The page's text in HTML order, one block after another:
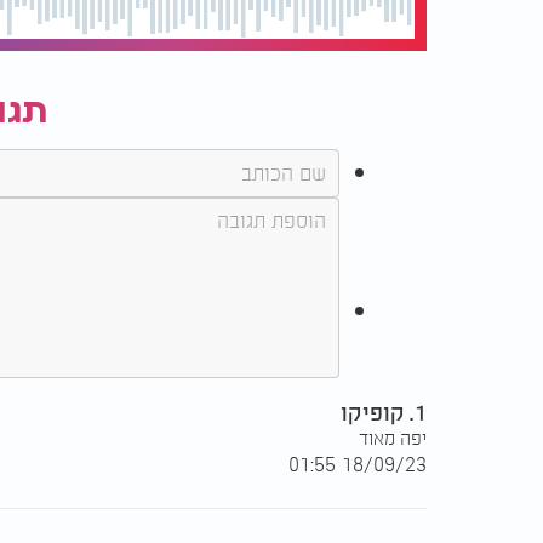
1. קופיקו
יפה מאוד
18/09/23 01:55